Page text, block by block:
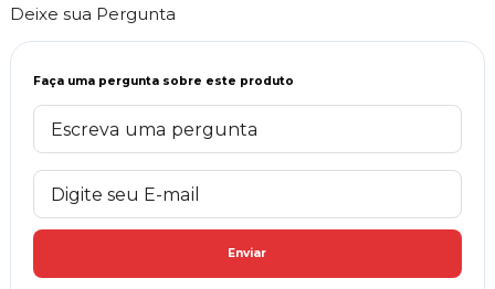
Deixe sua Pergunta
Faça uma pergunta sobre este produto
Enviar